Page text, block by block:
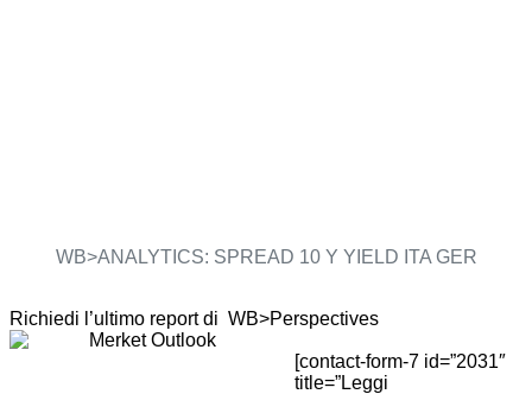
WB>ANALYTICS: SPREAD 10 Y YIELD ITA GER
Richiedi l’ultimo report di WB>Perspectives
[contact-form-7 id=”2031″
title=”Leggi